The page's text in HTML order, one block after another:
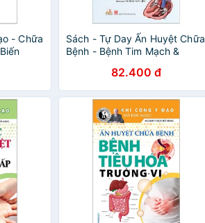
- Chữa
Sách - Tự Day Ấn Huyệt Chữa
Bệnh - Bệnh Tim Mạch &
82.400 đ